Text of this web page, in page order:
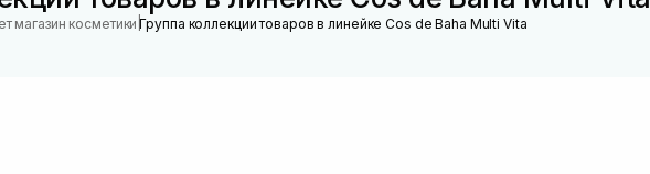
магазин косметики |Группа коллекции товаров в линейке Cos de Baha Multi Vita